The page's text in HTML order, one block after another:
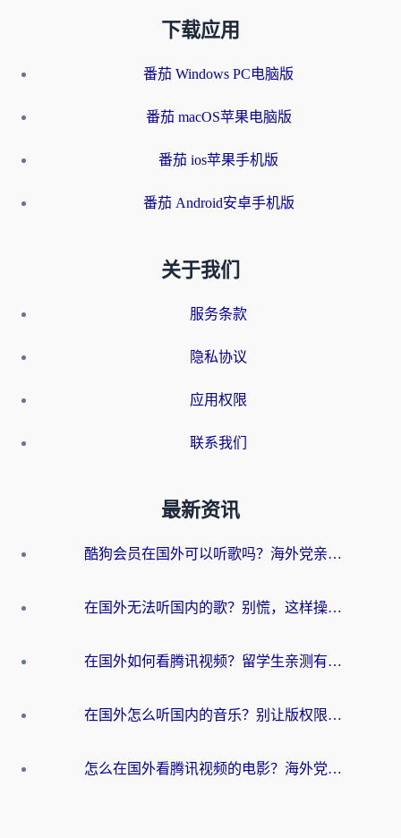
下载应用
番茄 Windows PC电脑版
番茄 macOS苹果电脑版
番茄 ios苹果手机版
番茄 Android安卓手机版
关于我们
服务条款
隐私协议
应用权限
联系我们
最新资讯
酷狗会员在国外可以听歌吗？海外党亲测有效：3步解决音乐权限难题
在国外无法听国内的歌？别慌，这样操作就能畅听QQ音乐（附亲测加速器推荐）
在国外如何看腾讯视频？留学生亲测有效的回国加速方案
在国外怎么听国内的音乐？别让版权限制断了你的华语歌单
怎么在国外看腾讯视频的电影？海外党亲测有效的回国加速指南